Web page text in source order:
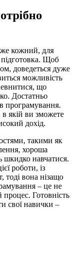
кожний, для
підготовка. Щоб
доведеться дуже
можливість
що
Достатньо
програмування.
якій ви зможете
дохід.
такими як
хороша
шкидко навчатися.
роботи, із
тоді вона нізащо
– це не
Готовність
свої навички –